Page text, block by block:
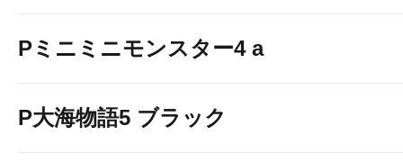
Pミニミニモンスター4 a
P大海物語5 ブラック